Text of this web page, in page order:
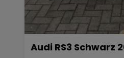
Audi RS3 Schwarz